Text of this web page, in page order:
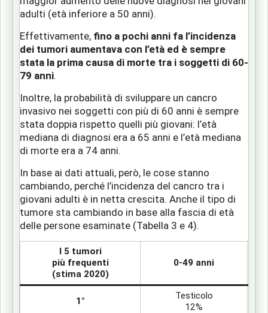
adulti (età inferiore a 50 anni).
Effettivamente, fino a pochi anni fa l’incidenza
dei tumori aumentava con l’età ed è sempre
stata la prima causa di morte tra i soggetti di 60-
79 anni.
Inoltre, la probabilità di sviluppare un cancro
invasivo nei soggetti con più di 60 anni è sempre
stata doppia rispetto quelli più giovani: l’età
mediana di diagnosi era a 65 anni e l’età mediana
di morte era a 74 anni.
In base ai dati attuali, però, le cose stanno
cambiando, perché l’incidenza del cancro tra i
giovani adulti è in netta crescita. Anche il tipo di
tumore sta cambiando in base alla fascia di età
delle persone esaminate (Tabella 3 e 4).
I 5 tumori
più frequenti
(stima 2020)
0-49 anni
1°
Testicolo
12%